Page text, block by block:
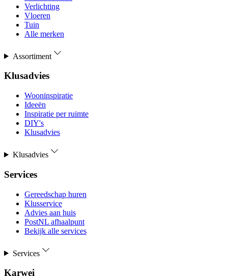
Verlichting
Vloeren
Tuin
Alle merken
Assortiment
Klusadvies
Wooninspiratie
Ideeën
Inspiratie per ruimte
DIY's
Klusadvies
Klusadvies
Services
Gereedschap huren
Klusservice
Advies aan huis
PostNL afhaalpunt
Bekijk alle services
Services
Karwei